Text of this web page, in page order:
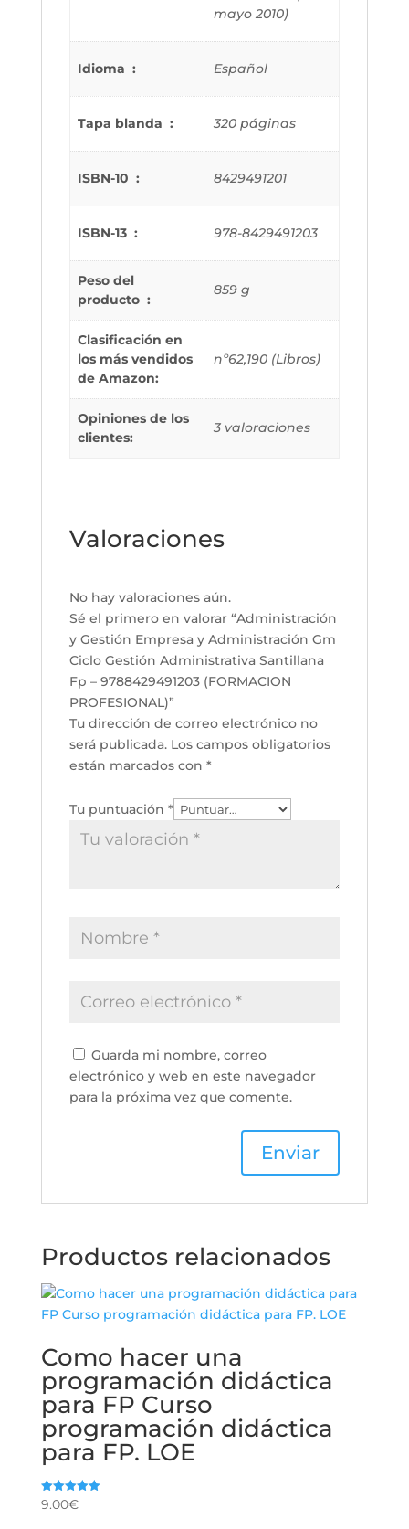
mayo 2010)
Idioma ‏ : ‎ Español
Tapa blanda ‏ : ‎ 320 páginas
ISBN-10 ‏ : ‎ 8429491201
ISBN-13 ‏ : ‎ 978-8429491203
Peso del
producto ‏ : ‎
859 g
Clasificación en
los más vendidos
de Amazon:
nº62,190 (Libros)
Opiniones de los
clientes:
3 valoraciones
Valoraciones
No hay valoraciones aún.
Sé el primero en valorar “Administración
y Gestión Empresa y Administración Gm
Ciclo Gestión Administrativa Santillana
Fp – 9788429491203 (FORMACION
PROFESIONAL)”
Tu dirección de correo electrónico no
será publicada. Los campos obligatorios
están marcados con *
Tu puntuación *
Guarda mi nombre, correo
electrónico y web en este navegador
para la próxima vez que comente.
Productos relacionados
Como hacer una
programación didáctica
para FP Curso
programación didáctica
para FP. LOE
Valorado
con
9.00€